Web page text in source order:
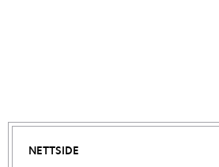
NETTSIDE